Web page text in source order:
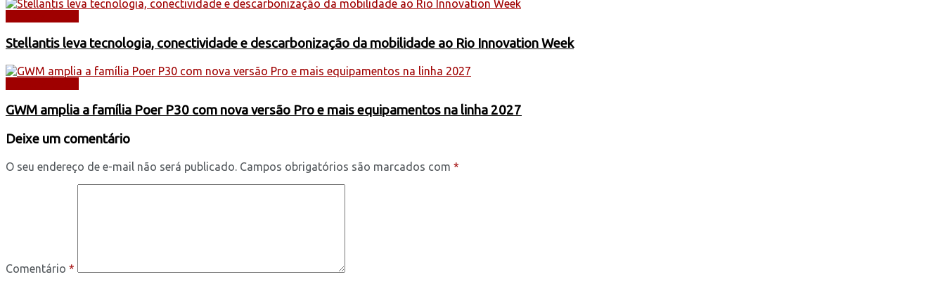
Stellantis leva tecnologia, conectividade e descarbonização da mobilidade ao Rio Innovation Week
GWM amplia a família Poer P30 com nova versão Pro e mais equipamentos na linha 2027
Deixe um comentário
O seu endereço de e-mail não será publicado. Campos obrigatórios são marcados com *
Comentário *